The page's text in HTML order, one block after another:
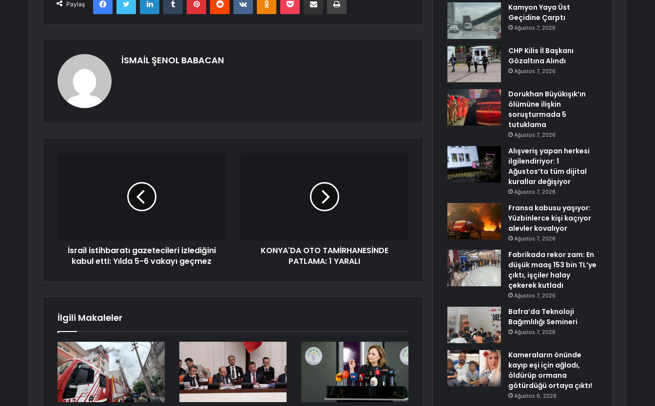
Paylaş
İSMAİL ŞENOL BABACAN
İsrail istihbaratı gazetecileri izlediğini
kabul etti: Yılda 5-6 vakayı geçmez
KONYA'DA OTO TAMİRHANESİNDE
PATLAMA: 1 YARALI
İlgili Makaleler
Kamyon Yaya Üst
Geçidine Çarptı
Ağustos 7, 2026
CHP Kilis İl Başkanı
Gözaltına Alındı
Ağustos 7, 2026
Dorukhan Büyükışık’ın
ölümüne ilişkin
soruşturmada 5
tutuklama
Ağustos 7, 2026
Alışveriş yapan herkesi
ilgilendiriyor: 1
Ağustos’ta tüm dijital
kurallar değişiyor
Ağustos 7, 2026
Fransa kabusu yaşıyor:
Yüzbinlerce kişi kaçıyor
alevler kovalıyor
Ağustos 7, 2026
Fabrikada rekor zam: En
düşük maaş 153 bin TL’ye
çıktı, işçiler halay
çekerek kutladı
Ağustos 7, 2026
Bafra’da Teknoloji
Bağımlılığı Semineri
Ağustos 7, 2026
Kameraların önünde
kayıp eşi için ağladı,
öldürüp ormana
götürdüğü ortaya çıktı!
Ağustos 6, 2026